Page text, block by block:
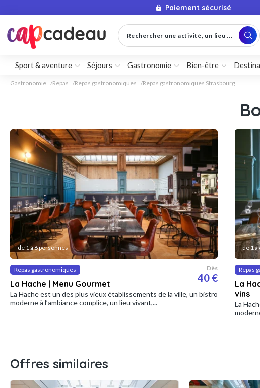
Paiement sécurisé
Rechercher une activité, un lieu ...
Sport & aventure Séjours Gastronomie Bien-être
Gastronomie Repas Repas gastronomiques Repas gastronomiques Strasbourg
de 1 à 6 personnes
Repas gastronomiques
La Hache | Menu Gourmet
Dès
40 €
La Hache est un des plus vieux établissements de la ville, un bistro
moderne à l’ambiance complice, un lieu vivant,...
de 1 à
Repas
La
vins
La
Offres similaires